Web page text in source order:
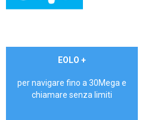
€ 24,90/meseEOLO +
per navigare fino a 30Mega e
chiamare senza limiti